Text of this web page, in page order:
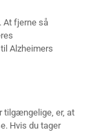
. At fjerne så
Alzheimers
tilgængelige, er, at
Hvis du tager